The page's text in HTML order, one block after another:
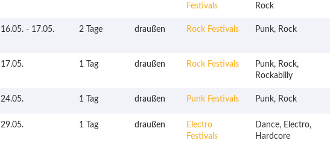
Festivals
Rock
16.05. - 17.05. 2 Tage draußen Rock Festivals Punk, Rock
17.05. 1 Tag draußen Rock Festivals
Punk, Rock,
Rockabilly
24.05. 1 Tag draußen Punk Festivals Punk, Rock
29.05. 1 Tag draußen
Electro
Festivals
Dance, Electro,
Hardcore